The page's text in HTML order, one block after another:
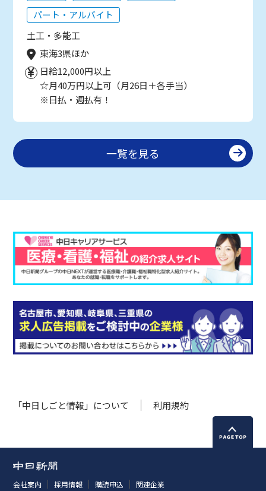
パート・アルバイト
土工・多能工
東海3県ほか
日給12,000円以上
☆月40万円以上可（月26日＋各手当）
※日払・週払有！
一覧を見る
「中日しごと情報」について 利用規約
会社案内 採用情報 購読申込 関連企業